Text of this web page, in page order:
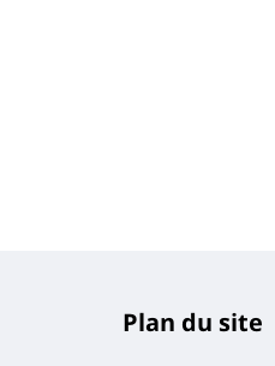
Plan du site